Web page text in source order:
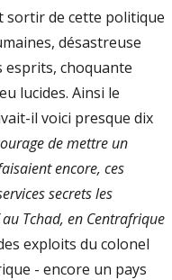
sortir de cette politique
désastreuse
esprits, choquante
lucides. Ainsi le
il voici presque dix
de mettre un
encore, ces
secrets les
Tchad, en Centrafrique
exploits du colonel
- encore un pays